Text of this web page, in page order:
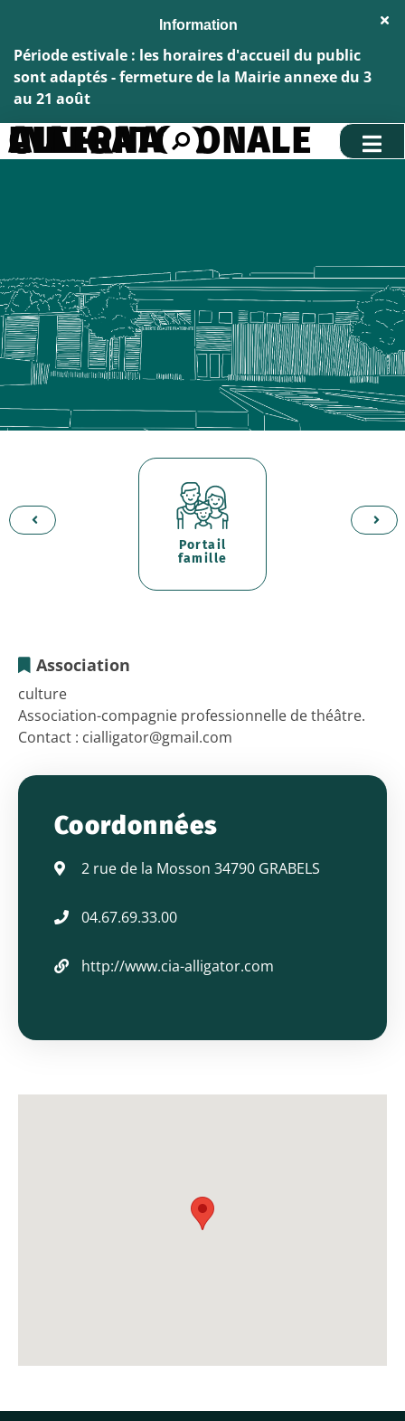
Aller à la recherche
Période estivale : les horaires d'accueil du public
sont adaptés - fermeture de la Mairie annexe du 3
au 21 août
CIA - CIE INTERNATIONALE ALLIGATORRechercher
sur
le
Portail
famille
Association
CIA
-
CIE
INTERNATIONALE
ALLIGATOR
culture
Association-compagnie professionnelle de théâtre.
Contact : cialligator@gmail.com
Coordonnées
2 rue de la Mosson 34790 GRABELS
04.67.69.33.00
http://www.cia-alligator.com